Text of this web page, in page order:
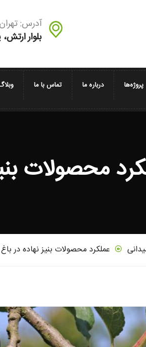
آدرس: تهران
بلوار ارتش، پلاک 77،
پروژه‌ها درباره ما تماس با ما
محصولات
عملکرد محصولات بنیز نهاده در باغ